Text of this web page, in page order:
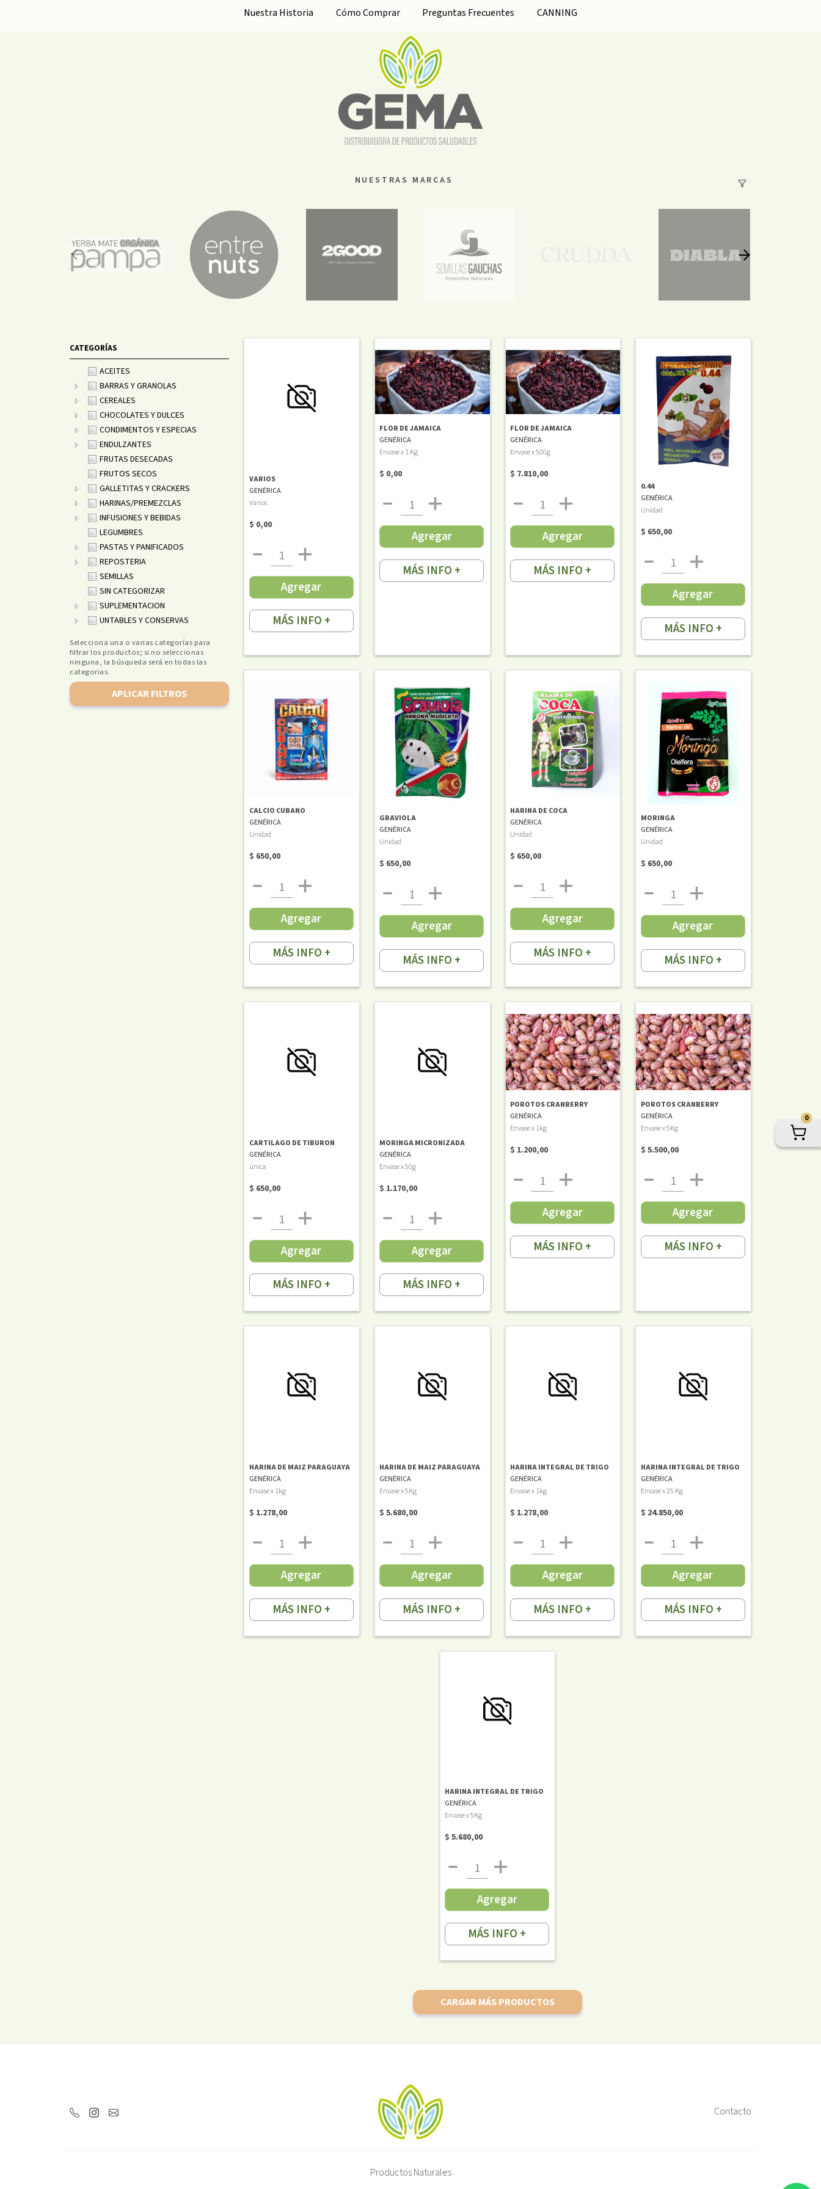
NUESTRAS MARCAS
CATEGORÍAS
ACEITES
BARRAS Y GRANOLAS
CEREALES
CHOCOLATES Y DULCES
CONDIMENTOS Y ESPECIAS
ENDULZANTES
FRUTAS DESECADAS
FRUTOS SECOS
GALLETITAS Y CRACKERS
HARINAS/PREMEZCLAS
INFUSIONES Y BEBIDAS
LEGUMBRES
PASTAS Y PANIFICADOS
REPOSTERIA
SEMILLAS
SIN CATEGORIZAR
SUPLEMENTACION
UNTABLES Y CONSERVAS
Selecciona una o varias categorías para
filtrar los productos; si no seleccionas
ninguna, la búsqueda será en todas las
categorias.
APLICAR FILTROS
VARIOS
GENÉRICA
Varios
$ 0,00
Agregar
MÁS INFO +
FLOR DE JAMAICA
GENÉRICA
Envase x 1 Kg
$ 0,00
Agregar
MÁS INFO +
FLOR DE JAMAICA
GENÉRICA
Envase x 500g
$ 7.810,00
Agregar
MÁS INFO +
0.44
GENÉRICA
Unidad
$ 650,00
Agregar
MÁS INFO +
CALCIO CUBANO
GENÉRICA
Unidad
$ 650,00
Agregar
MÁS INFO +
GRAVIOLA
GENÉRICA
Unidad
$ 650,00
Agregar
MÁS INFO +
HARINA DE COCA
GENÉRICA
Unidad
$ 650,00
Agregar
MÁS INFO +
MORINGA
GENÉRICA
Unidad
$ 650,00
Agregar
MÁS INFO +
CARTILAGO DE TIBURON
GENÉRICA
única
$ 650,00
Agregar
MÁS INFO +
MORINGA MICRONIZADA
GENÉRICA
Envase x 50g
$ 1.170,00
Agregar
MÁS INFO +
POROTOS CRANBERRY
GENÉRICA
Envase x 1kg
$ 1.200,00
Agregar
MÁS INFO +
POROTOS CRANBERRY
GENÉRICA
Envase x 5Kg
$ 5.500,00
Agregar
MÁS INFO +
HARINA DE MAIZ PARAGUAYA
GENÉRICA
Envase x 1kg
$ 1.278,00
Agregar
MÁS INFO +
HARINA DE MAIZ PARAGUAYA
GENÉRICA
Envase x 5Kg
$ 5.680,00
Agregar
MÁS INFO +
HARINA INTEGRAL DE TRIGO
GENÉRICA
Envase x 1kg
$ 1.278,00
Agregar
MÁS INFO +
HARINA INTEGRAL DE TRIGO
GENÉRICA
Envase x 25 Kg
$ 24.850,00
Agregar
MÁS INFO +
HARINA INTEGRAL DE TRIGO
GENÉRICA
Envase x 5Kg
$ 5.680,00
Agregar
MÁS INFO +
CARGAR MÁS PRODUCTOS
Nuestra Historia Cómo Comprar Preguntas Frecuentes CANNING
0
Contacto
Productos Naturales